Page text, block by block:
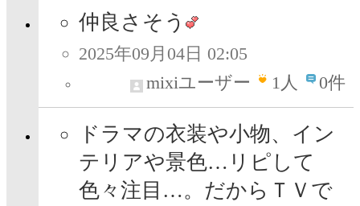
仲良さそう
2025年09月04日 02:05
mixiユーザー
1人 0件
ドラマの衣装や小物、イン
テリアや景色…リピして
色々注目…。だからＴＶで